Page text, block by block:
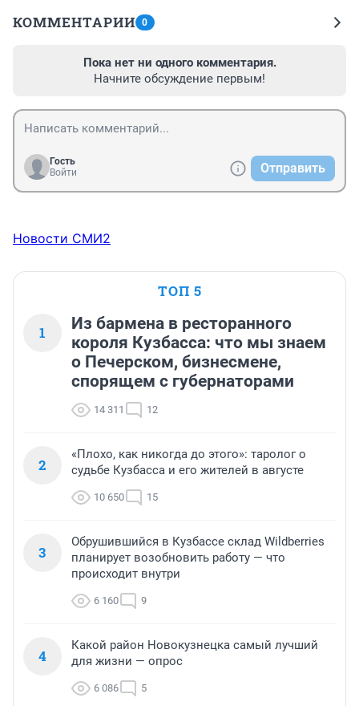
КОММЕНТАРИИ 0
Пока нет ни одного комментария.
Начните обсуждение первым!
Гость
Войти
Отправить
Новости СМИ2
ТОП 5
1
Из бармена в ресторанного
короля Кузбасса: что мы знаем
о Печерском, бизнесмене,
спорящем с губернаторами
14 311 12
2
«Плохо, как никогда до этого»: таролог о
судьбе Кузбасса и его жителей в августе
10 650 15
3
Обрушившийся в Кузбассе склад Wildberries
планирует возобновить работу — что
происходит внутри
6 160 9
4
Какой район Новокузнецка самый лучший
для жизни — опрос
6 086 5